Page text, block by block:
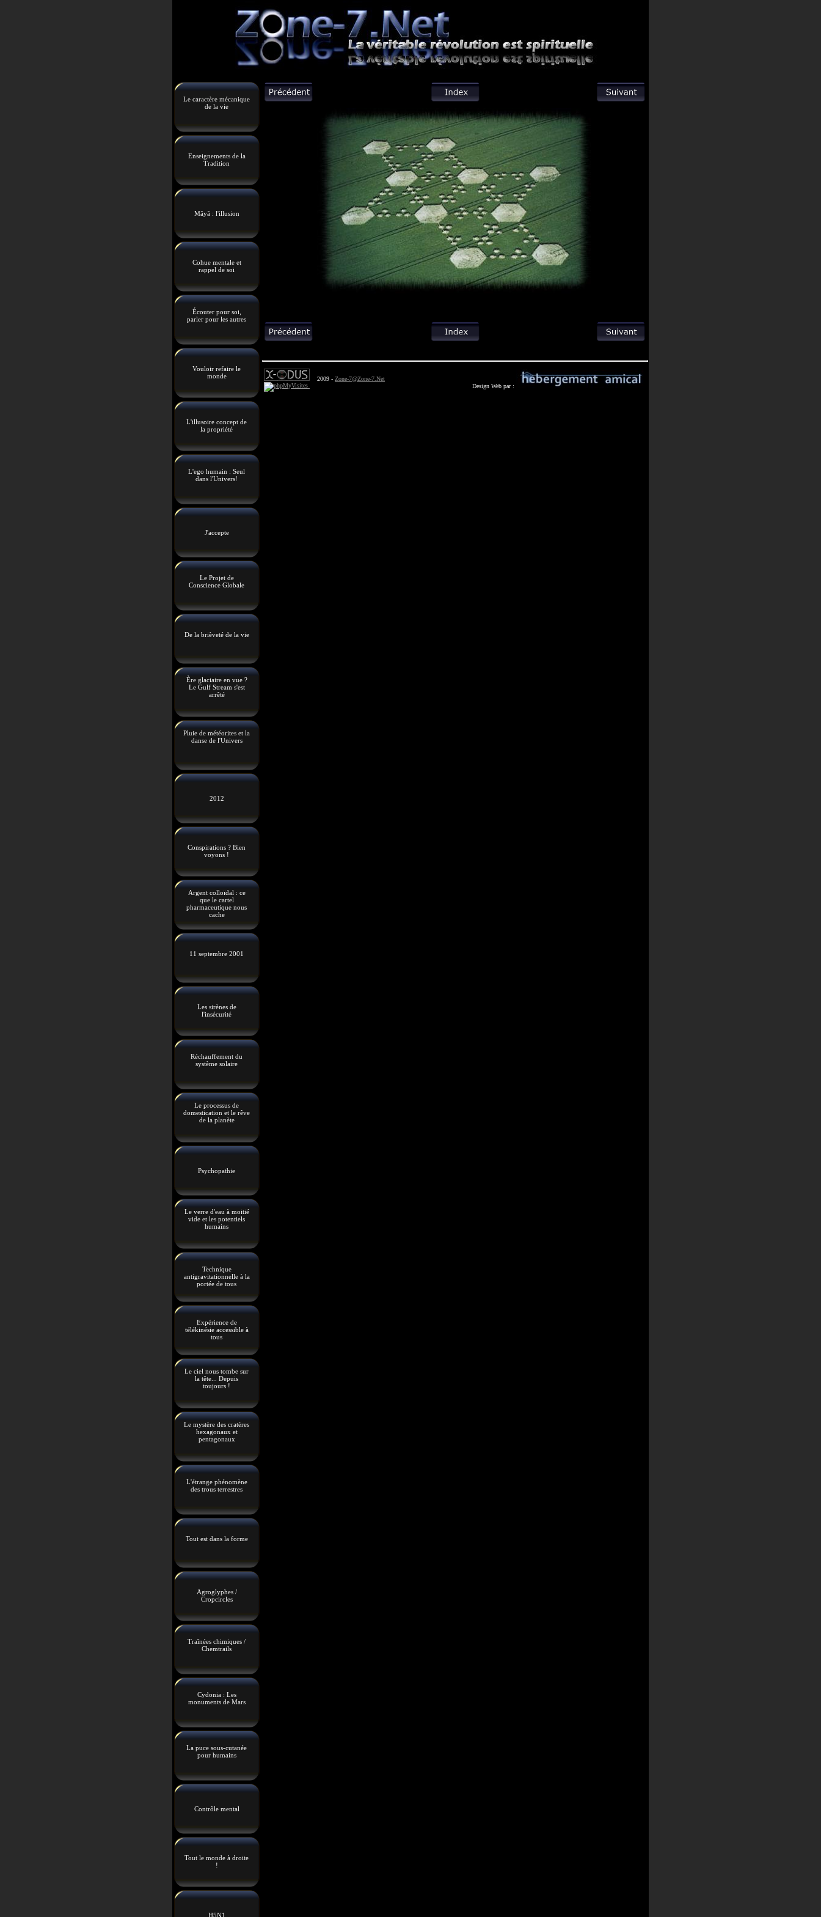
Le caractère mécanique
de la vie
Enseignements de la
Tradition
Mâyâ : l'illusion
Cohue mentale et
rappel de soi
Écouter pour soi,
parler pour les autres
Vouloir refaire le
monde
L'illusoire concept de
la propriété
L'ego humain : Seul
dans l'Univers!
J'accepte
Le Projet de
Conscience Globale
De la brièveté de la vie
Ère glaciaire en vue ?
Le Gulf Stream s'est
arrêté
Pluie de météorites et la
danse de l'Univers
2012
Conspirations ? Bien
voyons !
Argent colloïdal : ce
que le cartel
pharmaceutique nous
cache
11 septembre 2001
Les sirènes de
l'insécurité
Réchauffement du
système solaire
Le processus de
domestication et le rêve
de la planète
Psychopathie
Le verre d'eau à moitié
vide et les potentiels
humains
Technique
antigravitationnelle à la
portée de tous
Expérience de
télékinésie accessible à
tous
Le ciel nous tombe sur
la tête... Depuis
toujours !
Le mystère des cratères
hexagonaux et
pentagonaux
L'étrange phénomène
des trous terrestres
Tout est dans la forme
Agroglyphes /
Cropcircles
Traînées chimiques /
Chemtrails
Cydonia : Les
monuments de Mars
La puce sous-cutanée
pour humains
Contrôle mental
Tout le monde à droite
!
H5N1
2009 - Zone-7@Zone-7.Net
Design Web par :